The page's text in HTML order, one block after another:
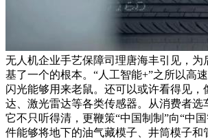
无人机企业手艺保障司理唐海丰引见，为
基了一个的根本。“人工智能+”之所以高
闪光能够用来老鼠。还可以或许看得见，
达、激光雷达等各类传感器。从消费者选
它不只听得清，更鞭策“中国制制”向“中
件能够将地下的油气藏模子、井筒模子和